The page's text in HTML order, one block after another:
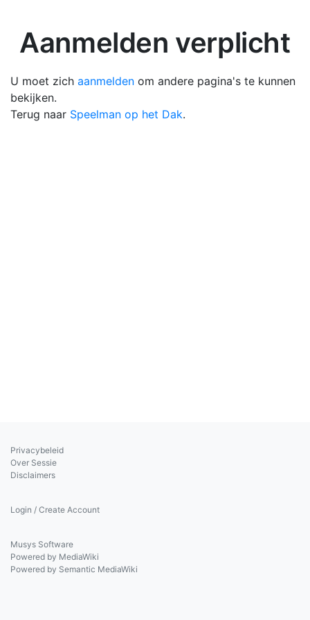
Aanmelden verplicht
U moet zich aanmelden om andere pagina's te kunnen
bekijken.
Terug naar Speelman op het Dak.
Privacybeleid
Over Sessie
Disclaimers
Login / Create Account
Musys Software
Powered by MediaWiki
Powered by Semantic MediaWiki